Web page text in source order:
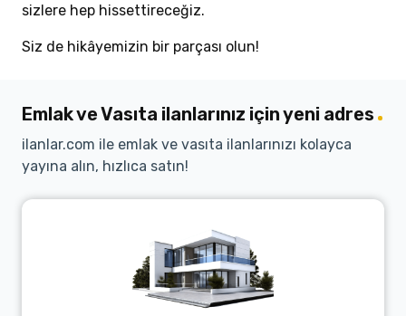
sizlere hep hissettireceğiz.
Siz de hikâyemizin bir parçası olun!
Emlak ve Vasıta ilanlarınız için yeni adres
ilanlar.com ile emlak ve vasıta ilanlarınızı kolayca
yayına alın, hızlıca satın!